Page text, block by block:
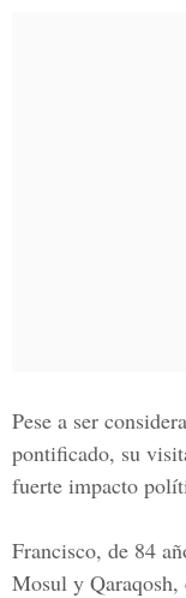
Pese a ser
pontificado, su
fuerte impacto
Francisco, de 84
Mosul y Qaraqosh,